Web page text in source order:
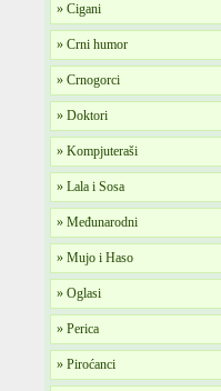
» Cigani
» Crni humor
» Crnogorci
» Doktori
» Kompjuteraši
» Lala i Sosa
» Međunarodni
» Mujo i Haso
» Oglasi
» Perica
» Piroćanci